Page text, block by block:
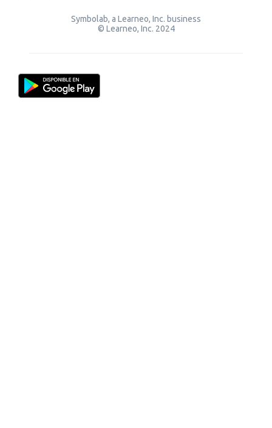
Symbolab, a Learneo, Inc. business
© Learneo, Inc. 2024